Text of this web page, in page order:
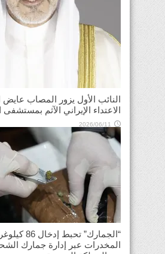
النائب الأول يزور المصاب عايض
الاعتداء الإيراني الآثم بمستشفى
2026/06/11
“الجمارك” تحبط
المخدرات عبر إدارة جمارك